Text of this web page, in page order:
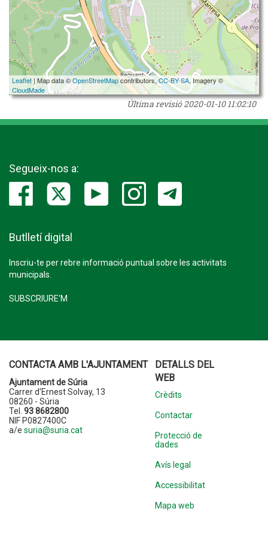
Leaflet| Map data ©OpenStreetMapcontributors, CC-BY-SA, Imagery ©
CloudMade
Última revisió2020-01-10 11:02:10
Segueix-nos a:
Butlletí digital
Inscriu-te per rebre informació puntual sobre les activitats
municipals.
SUBSCRIURE'M
CONTACTA AMB L'AJUNTAMENT
Ajuntament de Súria
Carrer d'Ernest Solvay, 13
08260 - Súria
Tel. 93 8682800
NIF P0827400C
a/e suria@suria.cat
DETALLS DEL
WEB
Crèdits
Contactar
Protecció de
dades
Avís legal
Accessibilitat
Mapa web